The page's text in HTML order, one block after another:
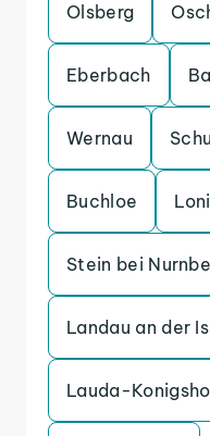
Olsberg
Eberbach
Wernau
Buchloe
Stein bei
Landau an der
Lauda-